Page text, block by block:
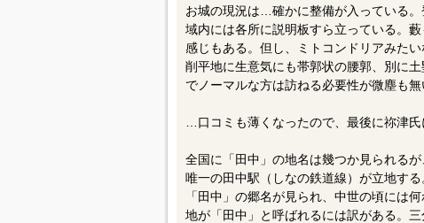
お城の現況は…確かに整備が入っている
域内には各所に説明板すら立っている。
感じもある。但し、ミトコンドリアみた
削平地に生意気にも帯郭状の腰郭、別に
でノーマルな方は訪ねる必要性が微塵も無
…口コミも薄くなったので、最後に祢津
全国に「田中」の地名は幾つか見られる
唯一の田中駅（しなの鉄道線）が立地す
「田中」の郷名が見られ、中世の頃には
地が「田中」と呼ばれるには訳がある。